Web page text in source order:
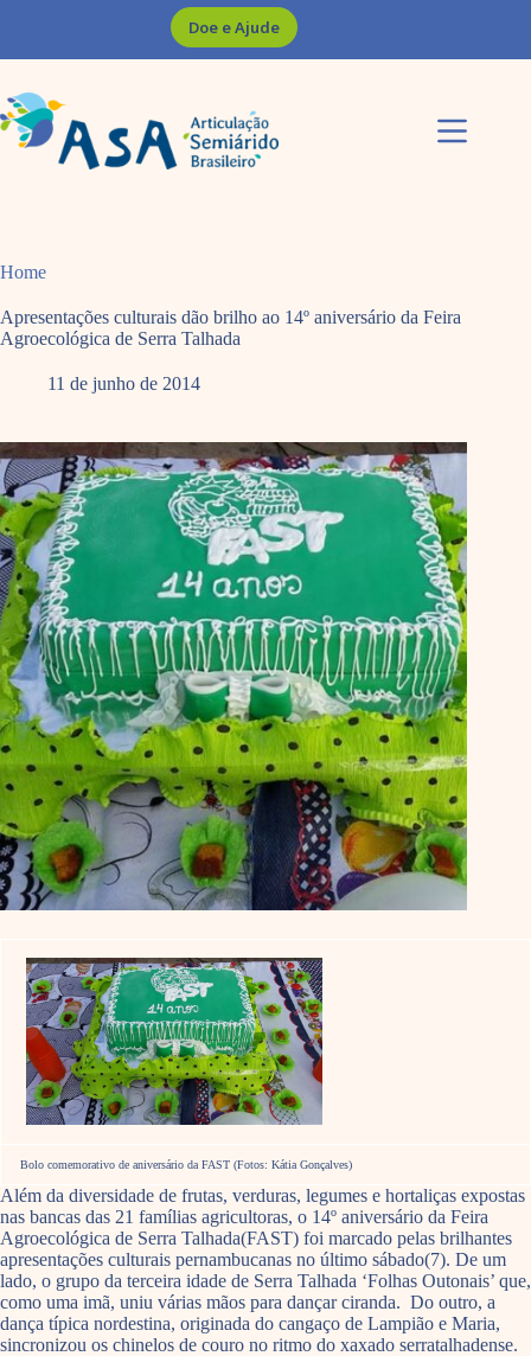
Doe e Ajude
Home
Apresentações culturais dão brilho ao 14º aniversário da Feira
Agroecológica de Serra Talhada
11 de junho de 2014
Bolo comemorativo de aniversário da FAST (Fotos: Kátia Gonçalves)
Além da diversidade de frutas, verduras, legumes e hortaliças expostas
nas bancas das 21 famílias agricultoras, o 14º aniversário da Feira
Agroecológica de Serra Talhada(FAST) foi marcado pelas brilhantes
apresentações culturais pernambucanas no último sábado(7). De um
lado, o grupo da terceira idade de Serra Talhada ‘Folhas Outonais’ que,
como uma imã, uniu várias mãos para dançar ciranda. Do outro, a
dança típica nordestina, originada do cangaço de Lampião e Maria,
sincronizou os chinelos de couro no ritmo do xaxado serratalhadense.